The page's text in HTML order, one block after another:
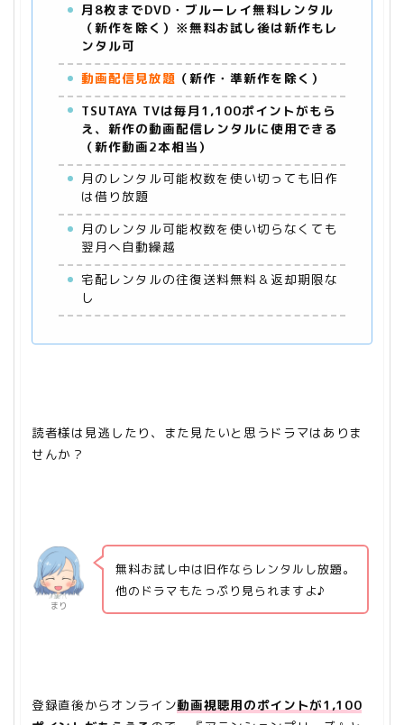
月8枚までDVD・ブルーレイ無料レンタル
（新作を除く）※無料お試し後は新作もレ
ンタル可
動画配信見放題 （新作・準新作を除く）
TSUTAYA TVは毎月1,100ポイントがもら
え、新作の動画配信レンタルに使用できる
（新作動画2本相当）
月のレンタル可能枚数を使い切っても旧作
は借り放題
月のレンタル可能枚数を使い切らなくても
翌月へ自動繰越
宅配レンタルの往復送料無料＆返却期限な
し
読者様は見逃したり、また見たいと思うドラマはありま
せんか？
まり
無料お試し中は旧作ならレンタルし放題。
他のドラマもたっぷり見られますよ♪
登録直後からオンライン動画視聴用のポイントが1,100